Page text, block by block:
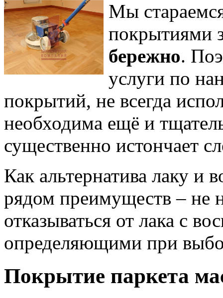
Мы
покрытиями
бережно.
услуги по
покрытий, не всегда
необходима ещё и
существенно истончает
Как альтернатива лаку и
рядом преимуществ – не
отказываться от лака с
определяющими при
Покрытие паркета